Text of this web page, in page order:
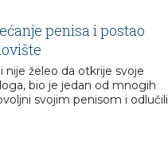
penisa i postao
želeo da otkrije svoje
bio je jedan od mnogih
svojim penisom i odlučili